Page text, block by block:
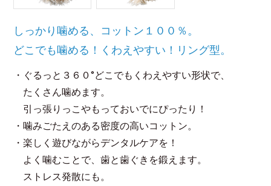
しっかり噛める、コットン１００％。
どこでも噛める！くわえやすい！リング型。
・ぐるっと３６０°どこでもくわえやすい形状で、
たくさん噛めます。
引っ張りっこやもっておいでにぴったり！
・噛みごたえのある密度の高いコットン。
・楽しく遊びながらデンタルケアを！
よく噛むことで、歯と歯ぐきを鍛えます。
ストレス発散にも。